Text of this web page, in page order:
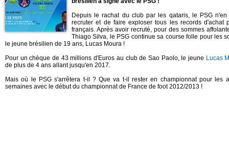
Depuis le rachat du club par les qataris, le PSG
recruter et de faire exploser tous les records d'achat
français. Après avoir recruté, pour des sommes
Thiago Silva, le PSG continue sa course folle pour les
le jeune brésilien de 19 ans, Lucas Moura !
Pour un chèque de 43 millions d'Euros au club de Sao Paolo, le jeune Lucas
de plus de 4 ans allant jusqu'en 2017.
Mais où le PSG s'arrêtera t-il ? Que va t-il rester en championnat pour les
semaines avec le début du championnat de France de foot 2012/2013 !